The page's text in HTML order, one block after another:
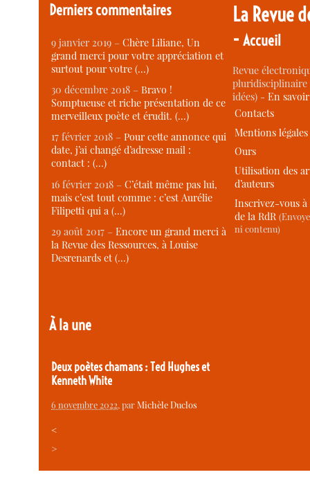
Derniers commentaires
9 janvier 2019 –Chère Liliane, Un
grand merci pour votre appréciation et
surtout pour votre (…)
30 décembre 2018 –Bravo !
Somptueuse et riche présentation de ce
merveilleux poète et érudit. (…)
17 février 2018 –Pour cette annonce qui
date, j’ai changé d’adresse mail :
contact : (…)
16 février 2018 –C’était même pas lui,
mais c’est tout comme : c’est Aurélie
Filipetti qui a (…)
29 août 2017 –Encore un grand merci à
la Revue des Ressources, à Louise
Desrenards et (…)
À la une
Deux poètes chamans : Ted Hughes et
Kenneth White
6 novembre 2022, parMichèle Duclos
<
>
La Revue
-Accueil
Revue
idées) -En
Contacts
Mentions légales
Ours
Utilisation des
d’auteurs
Inscrivez-vous
de la RdR
ni contenu)